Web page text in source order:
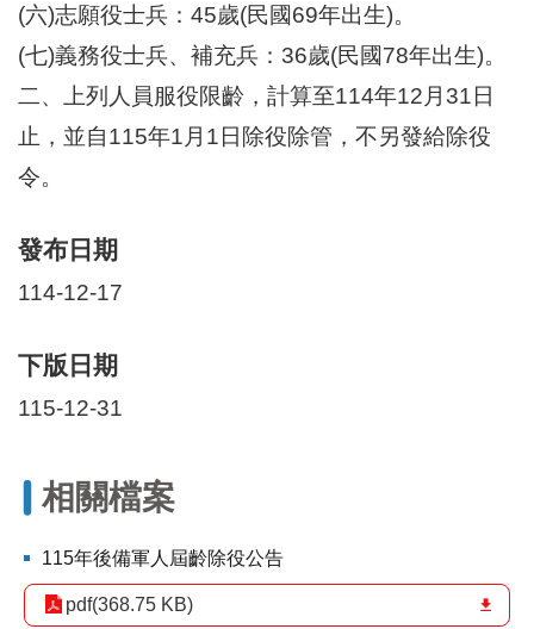
北
市
區
里
界
說
臺
市
鄰
長
(六)志願役士兵：45歲(民國69年出生)。
(七)義務役士兵、補充兵：36歲(民國78年出生)。
二、上列人員服役限齡，計算至114年12月31日
止，並自115年1月1日除役除管，不另發給除役
令。
發布日期
114-12-17
下版日期
115-12-31
相關檔案
115年後備軍人屆齡除役公告
pdf(368.75 KB)